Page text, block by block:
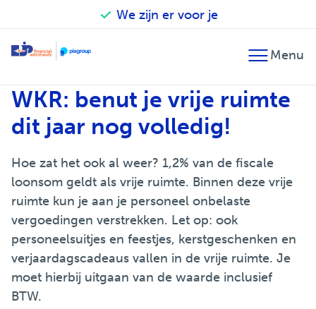
We zijn er voor je
Financieel advies
Fiscaal advies
Financiële planning
Fusie en overname
Accountancy
Belastingadvies
Audit
Salarisadministratie
Our financial astronauts
Zo werken we
Betrokken en verantwoordelijk
EJP Topsport Helpdesk
Internationaal
WKR: benut je vrije ruimte
dit jaar nog volledig!
Hoe zat het ook al weer? 1,2% van de fiscale
loonsom geldt als vrije ruimte. Binnen deze vrije
ruimte kun je aan je personeel onbelaste
vergoedingen verstrekken. Let op: ook
personeelsuitjes en feestjes, kerstgeschenken en
verjaardagscadeaus vallen in de vrije ruimte. Je
moet hierbij uitgaan van de waarde inclusief
BTW.